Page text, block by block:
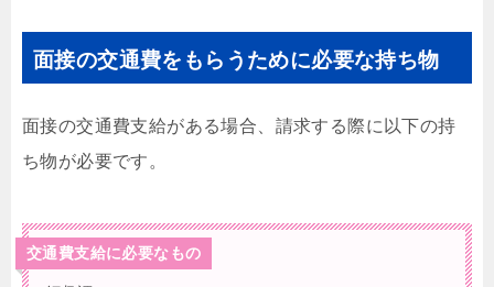
面接の交通費をもらうために必要な持ち物
面接の交通費支給がある場合、請求する際に以下の持
ち物が必要です。
交通費支給に必要なもの